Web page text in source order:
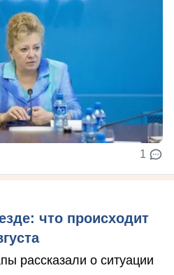
1
что происходит
рассказали о ситуации